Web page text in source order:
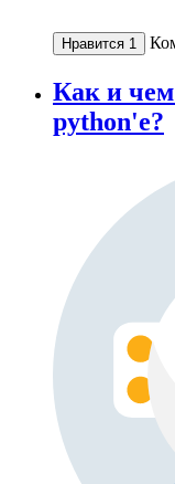
Нравится 1
Как и
python'е?